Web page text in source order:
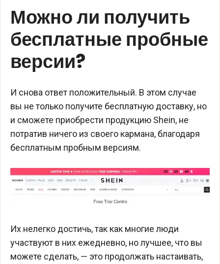
Можно ли получить
бесплатные пробные
версии?
И снова ответ положительный. В этом случае
вы не только получите бесплатную доставку, но
и сможете приобрести продукцию Shein, не
потратив ничего из своего кармана, благодаря
бесплатным пробным версиям.
Их нелегко достичь, так как многие люди
участвуют в них ежедневно, но лучшее, что вы
можете сделать, — это продолжать настаивать,